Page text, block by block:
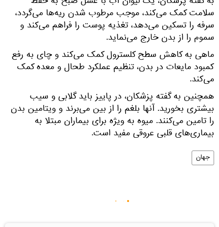
سلامت کمک می‌کند، موجب مرطوب شدن ریه‌ها می‌گردد،
سرفه را تسکین می‌دهد، تغذیه پوست را فراهم می‌کند و
سموم را از بدن خارج می‌نماید.
ماهی به کاهش سطح کلسترول کمک می‌کند و چای به رفع
کمبود مایعات در بدن، تنظیم عملکرد طحال و معده کمک
می‌کند.
همچنین به گفته پزشکان، در پاییز باید گلابی و سیب
بیشتری بخورید. آنها بلغم را از بین می‌برند و ویتامین بدن
را تامین می‌کنند. میوه به ویژه برای بیماران مبتلا به
بیماری‌های قلبی عروقی مفید است.
جهان